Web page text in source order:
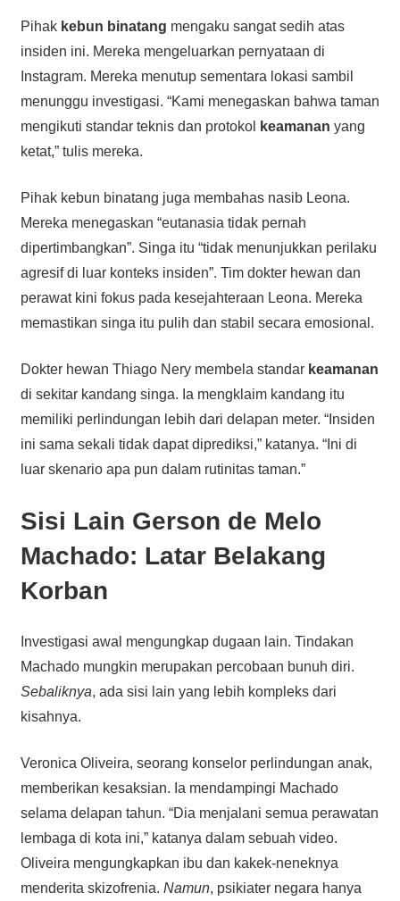
Pihak kebun binatang mengaku sangat sedih atas
insiden ini. Mereka mengeluarkan pernyataan di
Instagram. Mereka menutup sementara lokasi sambil
menunggu investigasi. “Kami menegaskan bahwa taman
mengikuti standar teknis dan protokol
keamanan yang
ketat,” tulis mereka.
Pihak kebun binatang juga membahas nasib Leona.
Mereka menegaskan “eutanasia tidak pernah
dipertimbangkan”. Singa itu “tidak menunjukkan perilaku
agresif di luar konteks insiden”. Tim dokter hewan dan
perawat kini fokus pada kesejahteraan Leona. Mereka
memastikan singa itu pulih dan stabil secara emosional.
Dokter hewan Thiago Nery membela standar keamanan
di sekitar kandang singa. Ia mengklaim kandang itu
memiliki perlindungan lebih dari delapan meter. “Insiden
ini sama sekali tidak dapat diprediksi,” katanya. “Ini di
luar skenario apa pun dalam rutinitas taman.”
Sisi Lain Gerson de Melo
Machado: Latar Belakang
Korban
Investigasi awal mengungkap dugaan lain. Tindakan
Machado mungkin merupakan percobaan bunuh diri.
Sebaliknya, ada sisi lain yang lebih kompleks dari
kisahnya.
Veronica Oliveira, seorang konselor perlindungan anak,
memberikan kesaksian. Ia mendampingi Machado
selama delapan tahun. “Dia menjalani semua perawatan
lembaga di kota ini,” katanya dalam sebuah video.
Oliveira mengungkapkan ibu dan kakek-neneknya
menderita skizofrenia. Namun, psikiater negara hanya